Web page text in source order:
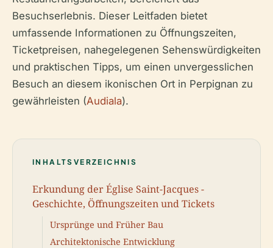
Besuchserlebnis. Dieser Leitfaden bietet
umfassende Informationen zu Öffnungszeiten,
Ticketpreisen, nahegelegenen Sehenswürdigkeiten
und praktischen Tipps, um einen unvergesslichen
Besuch an diesem ikonischen Ort in Perpignan zu
gewährleisten (Audiala).
INHALTSVERZEICHNIS
Erkundung der Église Saint-Jacques -
Geschichte, Öffnungszeiten und Tickets
Ursprünge und Früher Bau
Architektonische Entwicklung